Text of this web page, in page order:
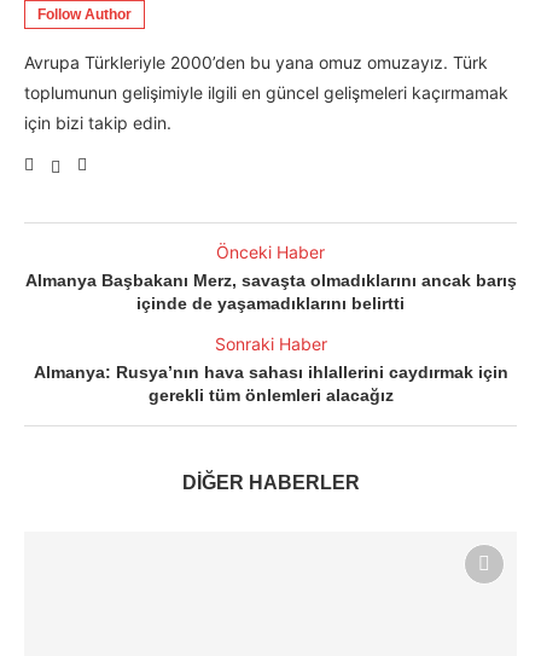
Follow Author
Avrupa Türkleriyle 2000’den bu yana omuz omuzayız. Türk
toplumunun gelişimiyle ilgili en güncel gelişmeleri kaçırmamak
için bizi takip edin.
Önceki Haber
Almanya Başbakanı Merz, savaşta olmadıklarını ancak barış
içinde de yaşamadıklarını belirtti
Sonraki Haber
Almanya: Rusya’nın hava sahası ihlallerini caydırmak için
gerekli tüm önlemleri alacağız
DİĞER HABERLER